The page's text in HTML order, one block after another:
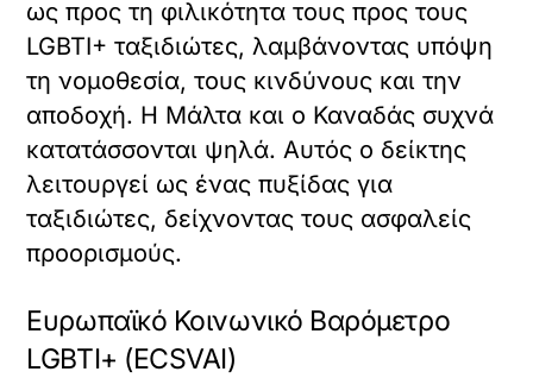
ως προς τη φιλικότητα τους προς τους
LGBTI+ ταξιδιώτες, λαμβάνοντας υπόψη
τη νομοθεσία, τους κινδύνους και την
αποδοχή. Η Μάλτα και ο Καναδάς συχνά
κατατάσσονται ψηλά. Αυτός ο δείκτης
λειτουργεί ως ένας πυξίδας για
ταξιδιώτες, δείχνοντας τους ασφαλείς
προορισμούς.
Ευρωπαϊκό Κοινωνικό Βαρόμετρο
LGBTI+ (ECSVAI)